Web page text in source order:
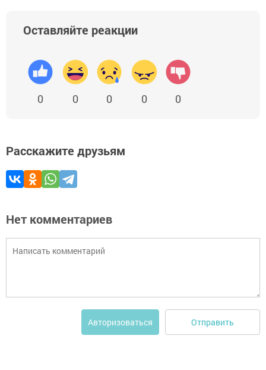
Оставляйте реакции
0 0 0 0 0
Расскажите друзьям
Нет комментариев
Авторизоваться Отправить